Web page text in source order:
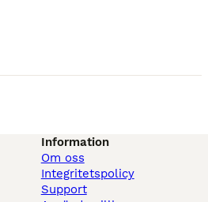
Information
Om oss
Integritetspolicy
Support